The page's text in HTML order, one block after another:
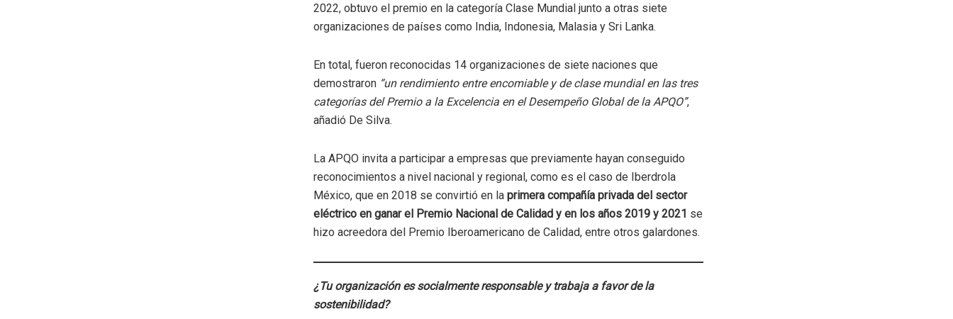
2022, obtuvo el premio en la categoría Clase Mundial junto a otras siete
organizaciones de países como India, Indonesia, Malasia y Sri Lanka.
En total, fueron reconocidas 14 organizaciones de siete naciones que
demostraron “un rendimiento entre encomiable y de clase mundial en las tres
categorías del Premio a la Excelencia en el Desempeño Global de la APQO”,
añadió De Silva.
La APQO invita a participar a empresas que previamente hayan conseguido
reconocimientos a nivel nacional y regional, como es el caso de Iberdrola
México, que en 2018 se convirtió en la primera compañía privada del sector
eléctrico en ganar el Premio Nacional de Calidad y en los años 2019 y 2021 se
hizo acreedora del Premio Iberoamericano de Calidad, entre otros galardones.
¿Tu organización es socialmente responsable y trabaja a favor de la
sostenibilidad?